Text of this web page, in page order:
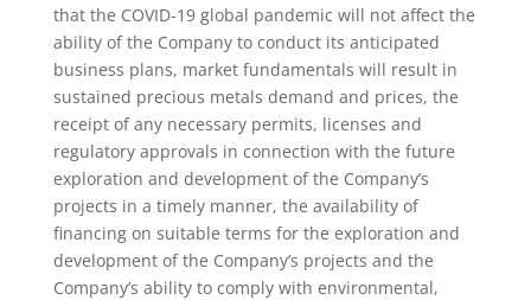
that the COVID-19 global pandemic will not affect the
ability of the Company to conduct its anticipated
business plans, market fundamentals will result in
sustained precious metals demand and prices, the
receipt of any necessary permits, licenses and
regulatory approvals in connection with the future
exploration and development of the Company’s
projects in a timely manner, the availability of
financing on suitable terms for the exploration and
development of the Company’s projects and the
Company’s ability to comply with environmental,